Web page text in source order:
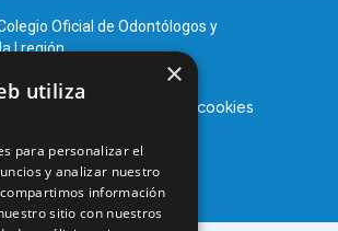
Oficial de Odontólogos y
I región
Política de cookies
×
utiliza
para personalizar el
y analizar nuestro
información
sitio con nuestros